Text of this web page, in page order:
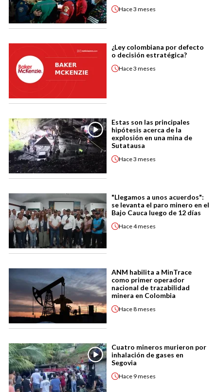
Hace3 meses
¿Ley colombiana por defecto
o decisión estratégica?
Hace3 meses
Estas son las principales
hipótesis acerca de la
explosión en una mina de
Sutatausa
Hace3 meses
"Llegamos a unos acuerdos":
se levanta el paro minero en el
Bajo Cauca luego de 12 días
Hace4 meses
ANM habilita a MinTrace
como primer operador
nacional de trazabilidad
minera en Colombia
Hace8 meses
Cuatro mineros murieron por
inhalación de gases en
Segovia
Hace 9 meses